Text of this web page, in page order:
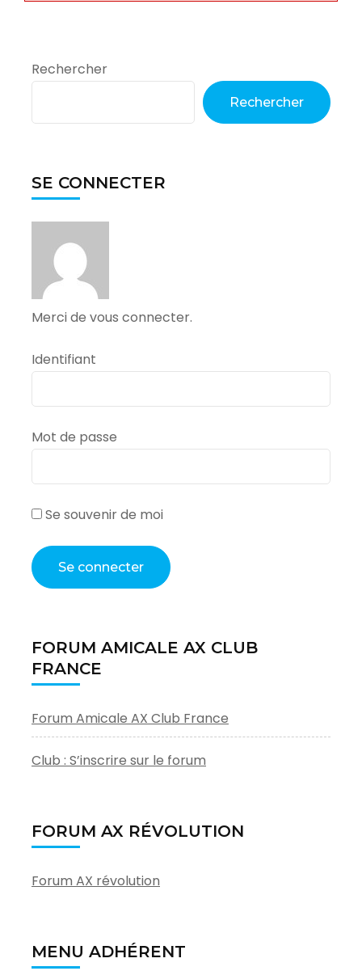
Rechercher
Rechercher
SE CONNECTER
Merci de vous connecter.
Identifiant
Mot de passe
Se souvenir de moi
FORUM AMICALE AX CLUB
FRANCE
Forum Amicale AX Club France
Club : S’inscrire sur le forum
FORUM AX RÉVOLUTION
Forum AX révolution
MENU ADHÉRENT